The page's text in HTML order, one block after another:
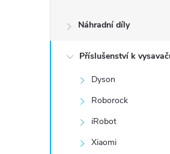
t
Náhradní díly
Příslušenství k
Dyson
Roborock
iRobot
Xiaomi